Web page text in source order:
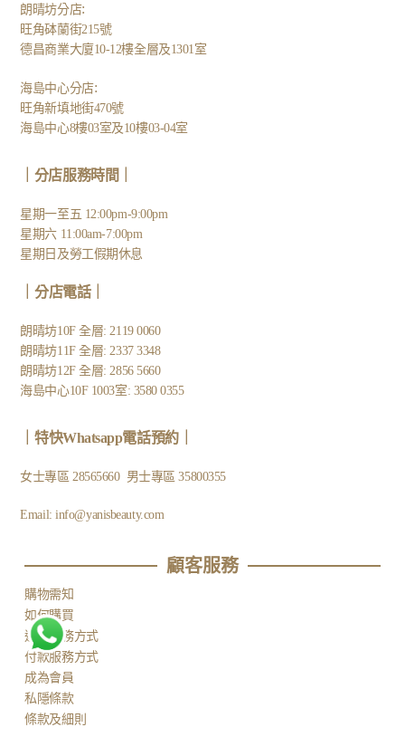
朗晴坊分店:
旺角砵蘭街215號
德昌商業大廈10-12樓全層及1301室
海島中心分店:
旺角新填地街470號
海島中心8樓03室及10樓03-04室
｜分店服務時間｜
星期一至五 12:00pm-9:00pm
星期六 11:00am-7:00pm
星期日及勞工假期休息
分店電話｜
朗晴坊10F 全層: 2119 0060
朗晴坊11F 全層: 2337 3348
朗晴坊12F 全層: 2856 5660
海島中心10F 1003室: 3580 0355
特快Whatsapp電話預約｜
女士專區28565660 男士專區35800355
Email:info@yanisbeauty.com
顧客服務​
購物需知
如何購買
運送服務方式
付款服務方式
成為會員
私隱條款
條款及細則